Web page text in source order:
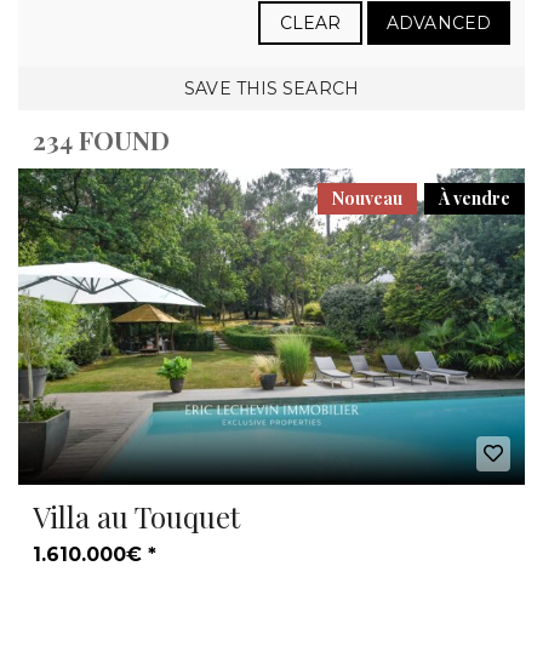
CLEAR ADVANCED
SAVE THIS SEARCH
234 FOUND
À vendre
Nouveau
Villa au Touquet
1.610.000€ *